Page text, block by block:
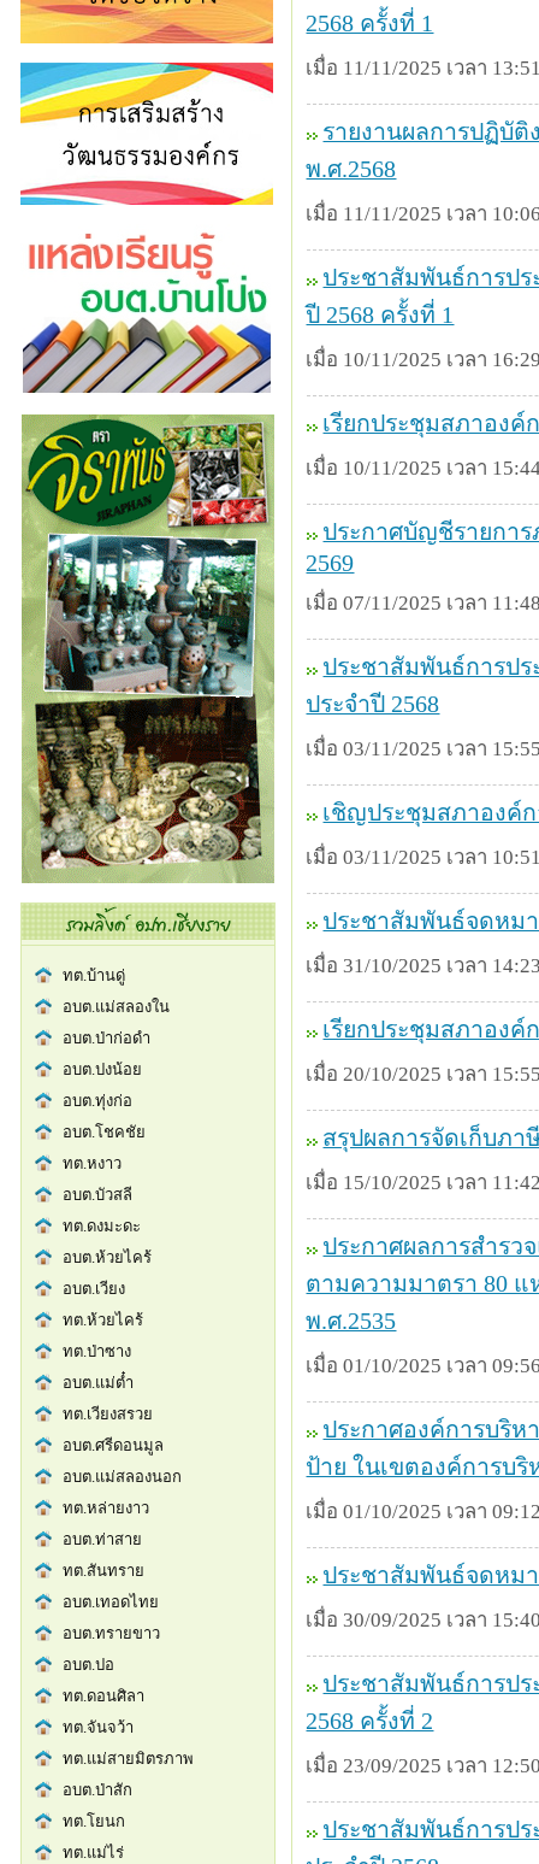
2568 ครั้งที่ 1
เมื่อ 11/11/2025 เวลา
รายงานผลการปฏิบั
พ.ศ.2568
เมื่อ 11/11/2025 เวลา
ประชาสัมพันธ์การป
ปี 2568 ครั้งที่ 1
เมื่อ 10/11/2025 เวลา
เรียกประชุมสภาองค์
เมื่อ 10/11/2025 เวลา
ประกาศบัญชีรายกา
2569
เมื่อ 07/11/2025 เวลา
ประชาสัมพันธ์การป
ประจำปี 2568
เมื่อ 03/11/2025 เวลา
เชิญประชุมสภาองค์
เมื่อ 03/11/2025 เวลา
ประชาสัมพันธ์จดหม
เมื่อ 31/10/2025 เวลา
เรียกประชุมสภาองค์
เมื่อ 20/10/2025 เวลา
สรุปผลการจัดเก็บภา
เมื่อ 15/10/2025 เวลา
ประกาศผลการสำร
ตามความมาตรา 80
พ.ศ.2535
เมื่อ 01/10/2025 เวลา
ประกาศองค์การบริห
ป้าย ในเขตองค์การบ
เมื่อ 01/10/2025 เวลา
ประชาสัมพันธ์จดหมา
เมื่อ 30/09/2025 เวลา
ประชาสัมพันธ์การป
2568 ครั้งที่ 2
เมื่อ 23/09/2025 เวลา
ประชาสัมพันธ์การป